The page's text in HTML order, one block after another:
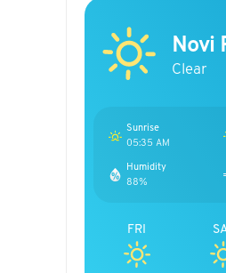
Novi
Clear
Sunrise
05:35 AM
Humidity
88%
FRI